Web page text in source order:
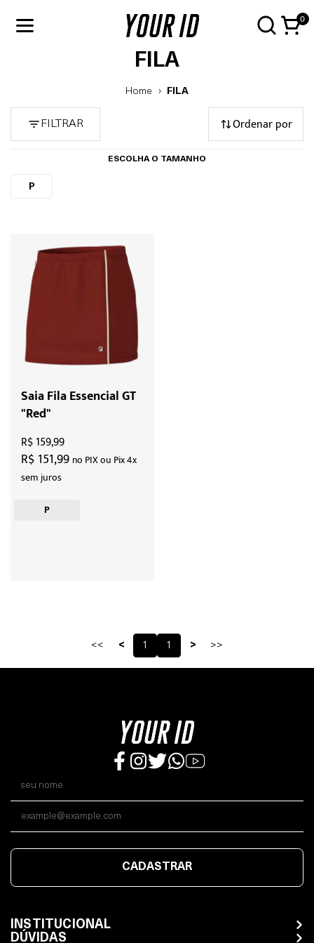
0
FILA
Home FILA
FILTRAR Ordenar por
ESCOLHA O TAMANHO
P
Saia Fila Essencial GT
"Red"
R$ 151,99 no PIX ou Pix 4x
sem juros
R$ 159,99
P
<< < 1 1 > >>
CADASTRAR
INSTITUCIONAL
DÚVIDAS